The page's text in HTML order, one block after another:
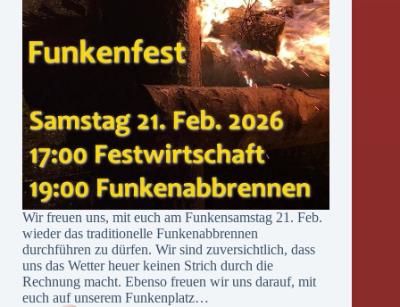
Wir freuen uns, mit euch am Funkensamstag 21. Feb.
wieder das traditionelle Funkenabbrennen
durchführen zu dürfen. Wir sind zuversichtlich, dass
uns das Wetter heuer keinen Strich durch die
Rechnung macht. Ebenso freuen wir uns darauf, mit
euch auf unserem Funkenplatz…